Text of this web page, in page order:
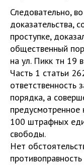
Следовательно,
доказательства,
проступке,
общественный
на ул. Пикк тн 19
Часть 1 статьи
ответственность
порядка, а
100 штрафных
свободы.
Нет